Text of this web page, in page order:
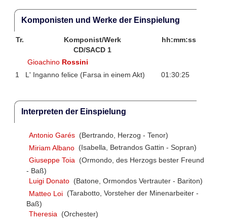
Komponisten und Werke der Einspielung
Tr. Komponist/Werk
hh:mm:ss
CD/SACD 1
Gioachino Rossini
1
L' Inganno felice (Farsa in einem Akt) 01:30:25
Interpreten der Einspielung
Antonio Garés (Bertrando, Herzog - Tenor)
Miriam Albano (Isabella, Betrandos Gattin - Sopran)
Giuseppe Toia (Ormondo, des Herzogs bester Freund
- Baß)
Luigi Donato (Batone, Ormondos Vertrauter - Bariton)
Matteo Loi (Tarabotto, Vorsteher der Minenarbeiter -
Baß)
Theresia (Orchester)